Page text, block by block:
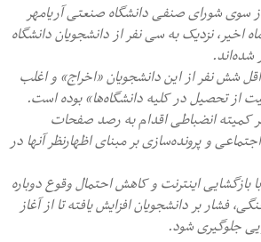
سوی شورای صنفی دانشگاه صنعتی آریامهر
نزدیک به سی نفر از دانشجویان دانشگاه
شده‌اند.
شش نفر از این دانشجویان «اخراج» و اغلب
از تحصیل در کلیه دانشگاه‌ها» بوده است.
کمیته انضباطی اقدام به رصد صفحات
و پرونده‌سازی بر مبنای اظهارنظر آنها در
اینترنت و کاهش احتمال وقوع دوباره
فشار بر دانشجویان افزایش یافته تا از آغاز
جلوگیری شود.